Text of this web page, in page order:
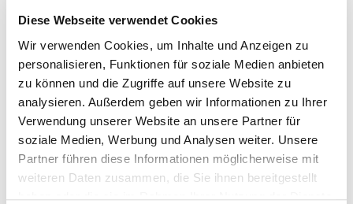
Diese Webseite verwendet Cookies
Wir verwenden Cookies, um Inhalte und Anzeigen zu
personalisieren, Funktionen für soziale Medien anbieten
zu können und die Zugriffe auf unsere Website zu
analysieren. Außerdem geben wir Informationen zu Ihrer
Verwendung unserer Website an unsere Partner für
soziale Medien, Werbung und Analysen weiter. Unsere
Partner führen diese Informationen möglicherweise mit
weiteren Daten zusammen, die Sie ihnen bereitgestellt
haben oder die sie im Rahmen Ihrer Nutzung der Dienste
darf durch uns nicht durchgeführt werden.
Die obigen Standardimpfungen sind NORMALERWEISE
ohne Termin „zwischendurch“ möglich. Kommen Sie
einfach vorbei (am besten zwischen 10-12 Uhr oder in
einer der Nachmittagssprechstunden) und fragen Sie
unsere Arzthelferinnen. Diese können Sie auch beraten,
welche Impfungen für Sie empfohlen werden (falls
vorhanden, Impfpass bitte mitbringen). Für speziellere
Fragen und auch für eine reisemedizinische Impfberatung
können Sie gerne einen Termin in der ärztlichen
Sprechstunde vereinbaren.